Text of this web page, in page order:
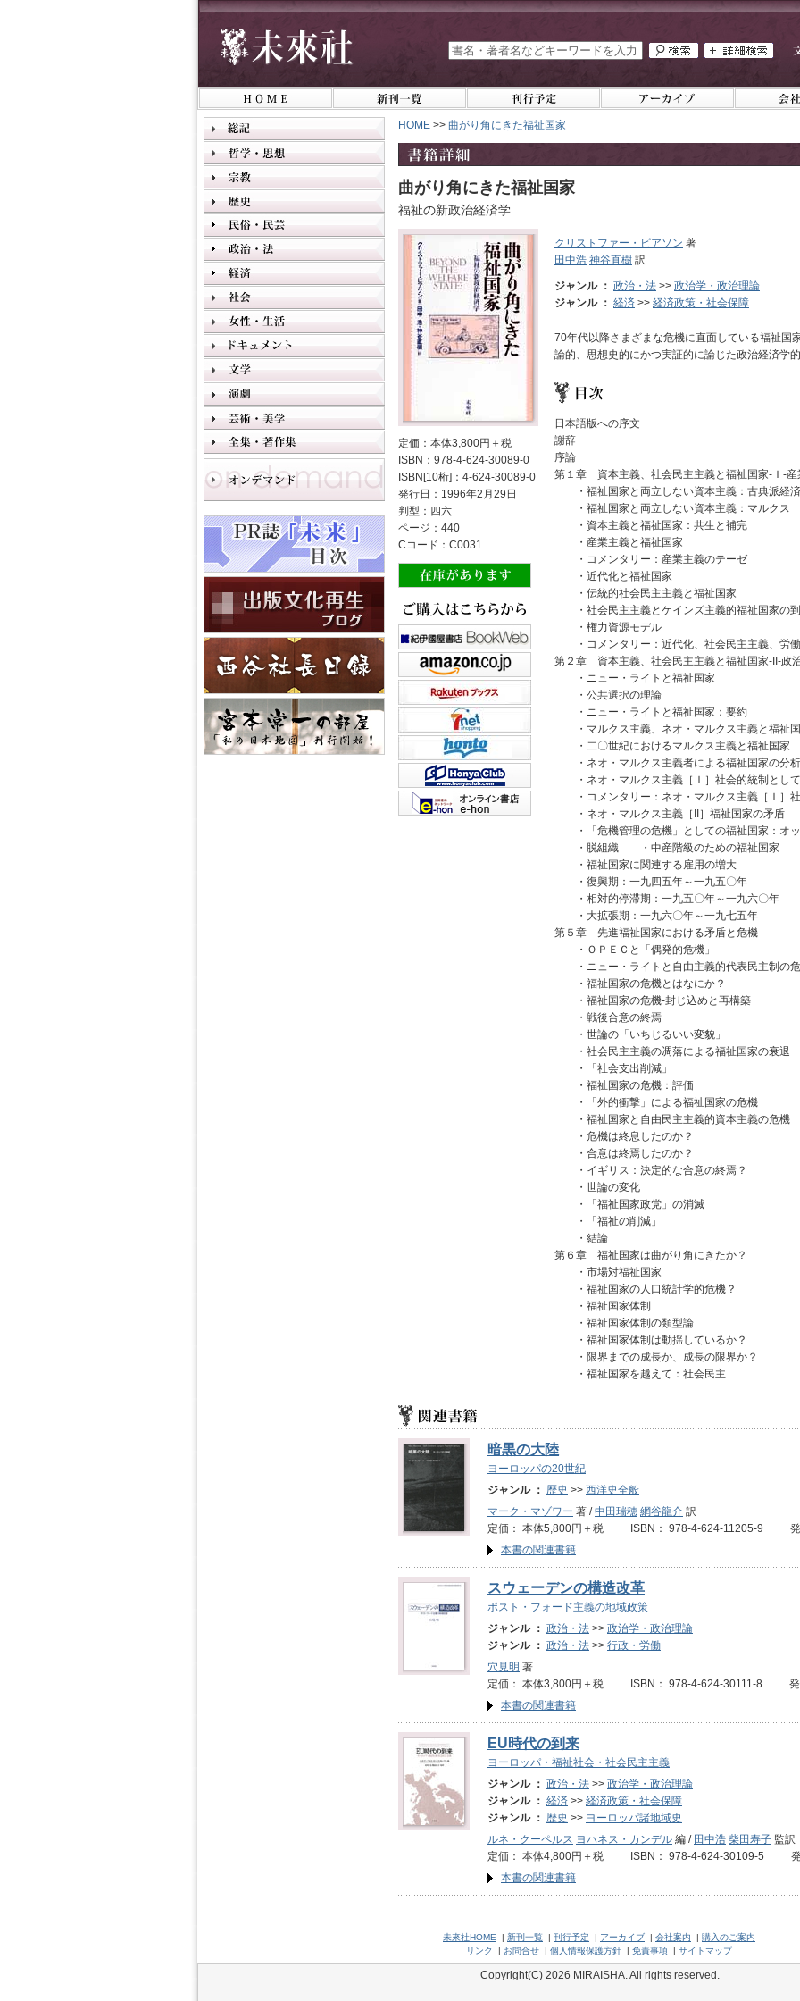
HOME >> 曲がり角にきた福祉国家
曲がり角にきた福祉国家
福祉の新政治経済学
定価：本体3,800円＋税
ISBN：978-4-624-30089-0
ISBN[10桁]：4-624-30089-0
発行日：1996年2月29日
判型：四六
ページ：440
Cコード：C0031
クリストファー・ピアソン 著
田中浩 神谷直樹 訳
ジャンル ： 政治・法 >> 政治学・政治理論
ジャンル ： 経済 >> 経済政策・社会保障
70年代以降さまざまな危機に直面している福祉国
論的、思想史的にかつ実証的に論じた政治経済学
日本語版への序文
謝辞
序論
第１章 資本主義、社会民主主義と福祉国家-Ｉ-産
・福祉国家と両立しない資本主義：古典派経
・福祉国家と両立しない資本主義：マルクス
・資本主義と福祉国家：共生と補完
・産業主義と福祉国家
・コメンタリー：産業主義のテーゼ
・近代化と福祉国家
・伝統的社会民主主義と福祉国家
・社会民主主義とケインズ主義的福祉国家の
・権力資源モデル
・コメンタリー：近代化、社会民主主義、労
第２章 資本主義、社会民主主義と福祉国家-II-政
・ニュー・ライトと福祉国家
・公共選択の理論
・ニュー・ライトと福祉国家：要約
・マルクス主義、ネオ・マルクス主義と福祉
・二〇世紀におけるマルクス主義と福祉国家
・ネオ・マルクス主義者による福祉国家の分析
・ネオ・マルクス主義［Ｉ］社会的統制とし
・コメンタリー：ネオ・マルクス主義［Ｉ］
・ネオ・マルクス主義［II］福祉国家の矛盾
・「危機管理の危機」としての福祉国家：オ
・脱組織 ・中産階級のための福祉国家
・福祉国家に関連する雇用の増大
・復興期：一九四五年～一九五〇年
・相対的停滞期：一九五〇年～一九六〇年
・大拡張期：一九六〇年～一九七五年
第５章 先進福祉国家における矛盾と危機
・ＯＰＥＣと「偶発的危機」
・ニュー・ライトと自由主義的代表民主制の
・福祉国家の危機とはなにか？
・福祉国家の危機-封じ込めと再構築
・戦後合意の終焉
・世論の「いちじるいい変貌」
・社会民主主義の凋落による福祉国家の衰退
・「社会支出削減」
・福祉国家の危機：評価
・「外的衝撃」による福祉国家の危機
・福祉国家と自由民主主義的資本主義の危機
・危機は終息したのか？
・合意は終焉したのか？
・イギリス：決定的な合意の終焉？
・世論の変化
・「福祉国家政党」の消滅
・「福祉の削減」
・結論
第６章 福祉国家は曲がり角にきたか？
・市場対福祉国家
・福祉国家の人口統計学的危機？
・福祉国家体制
・福祉国家体制の類型論
・福祉国家体制は動揺しているか？
・限界までの成長か、成長の限界か？
・福祉国家を越えて：社会民主
暗黒の大陸
ヨーロッパの20世紀
ジャンル ： 歴史 >> 西洋史全般
マーク・マゾワー 著 /中田瑞穂 網谷龍介 訳
定価： 本体5,800円＋税 ISBN： 978-4-624-11205-9 発
本書の関連書籍
スウェーデンの構造改革
ポスト・フォード主義の地域政策
ジャンル ： 政治・法 >> 政治学・政治理論
ジャンル ： 政治・法 >> 行政・労働
穴見明 著
定価： 本体3,800円＋税 ISBN： 978-4-624-30111-8 発
本書の関連書籍
EU時代の到来
ヨーロッパ・福祉社会・社会民主主義
ジャンル ： 政治・法 >> 政治学・政治理論
ジャンル ： 経済 >> 経済政策・社会保障
ジャンル ： 歴史 >> ヨーロッパ諸地域史
ルネ・クーペルス ヨハネス・カンデル 編 / 田中浩 柴田寿子 監訳
定価： 本体4,800円＋税 ISBN： 978-4-624-30109-5 発
本書の関連書籍
未來社HOME | 新刊一覧 | 刊行予定 | アーカイブ | 会社案内 | 購入のご案内
リンク
| お問合せ | 個人情報保護方針 | 免責事項 | サイトマップ
Copyright(C) 2026 MIRAISHA. All rights reserved.